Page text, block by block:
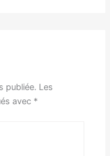
publiée. Les
avec *